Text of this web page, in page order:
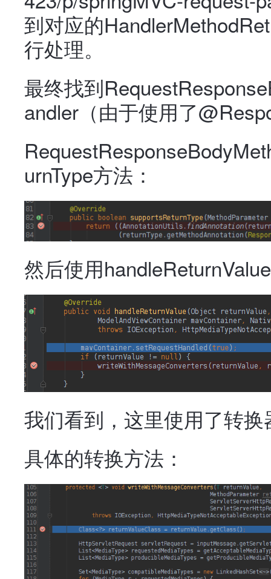
到对应的
行处理。
最终找到
andler（由于使用了
urnType方法：
然后使用
我们看到，这里使用了转换
具体的转换方法：